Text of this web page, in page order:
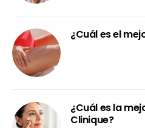
¿Cuál es el
¿Cuál es la
Clinique?